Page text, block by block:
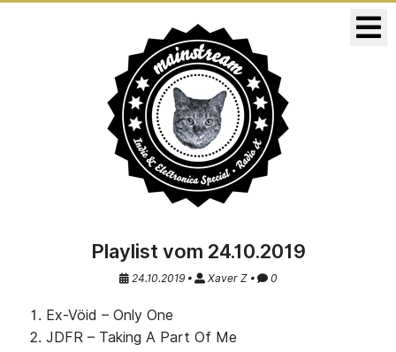
KONZERTE
RELEASES
Playlist vom 24.10.2019
24.10.2019 • Xaver Z • 0
Ex-Vöid – Only One
JDFR – Taking A Part Of Me